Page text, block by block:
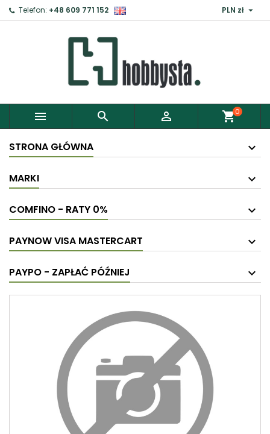
Telefon: +48 609 771 152 PLN zł 
   shopping_cart0
STRONA GŁÓWNA
MARKI
COMFINO - RATY 0%
PAYNOW VISA MASTERCART
PAYPO - ZAPŁAĆ PÓŹNIEJ